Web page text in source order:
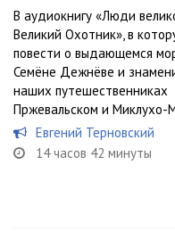
В аудиокнигу «Люди
Великий Охотник», в
повести о выдающемся
Семёне Дежнёве и
наших путешественниках
Пржевальском и Миклухо-
Евгений Терновский
14 часов 42 минуты